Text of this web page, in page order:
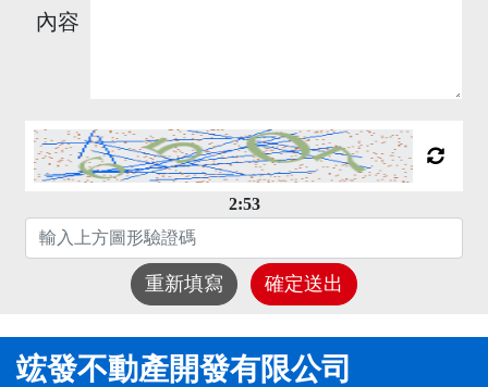
內容
2:52
重新填寫 確定送出
竤發不動產開發有限公司